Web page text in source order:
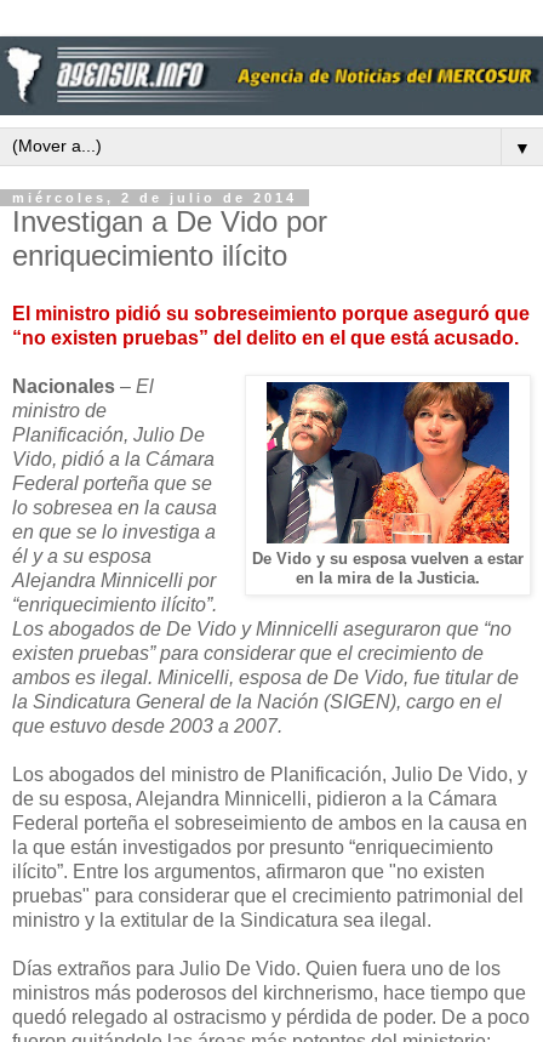
▼
miércoles, 2 de julio de 2014
Investigan a De Vido por
enriquecimiento ilícito
El ministro pidió su sobreseimiento porque aseguró que
“no existen pruebas” del delito en el que está acusado.
De Vido y su esposa vuelven a estar
en la mira de la Justicia.
Nacionales – El
ministro de
Planificación, Julio De
Vido, pidió a la Cámara
Federal porteña que se
lo sobresea en la causa
en que se lo investiga a
él y a su esposa
Alejandra Minnicelli por
“enriquecimiento ilícito”.
Los abogados de De Vido y Minnicelli aseguraron que “no
existen pruebas” para considerar que el crecimiento de
ambos es ilegal. Minicelli, esposa de De Vido, fue titular de
la Sindicatura General de la Nación (SIGEN), cargo en el
que estuvo desde 2003 a 2007.
Los abogados del ministro de Planificación, Julio De Vido, y
de su esposa, Alejandra Minnicelli, pidieron a la Cámara
Federal porteña el sobreseimiento de ambos en la causa en
la que están investigados por presunto “enriquecimiento
ilícito”. Entre los argumentos, afirmaron que "no existen
pruebas" para considerar que el crecimiento patrimonial del
ministro y la extitular de la Sindicatura sea ilegal.
Días extraños para Julio De Vido. Quien fuera uno de los
ministros más poderosos del kirchnerismo, hace tiempo que
quedó relegado al ostracismo y pérdida de poder. De a poco